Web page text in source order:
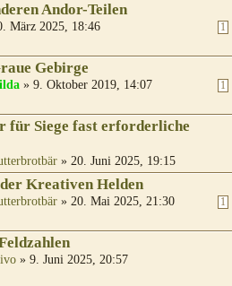
Andor-Teilen
1
März 2025, 18:46
Gebirge
1
» 9. Oktober 2019, 14:07
für Siege fast erforderliche
» 20. Juni 2025, 19:15
Kreativen Helden
1
» 20. Mai 2025, 21:30
» 9. Juni 2025, 20:57